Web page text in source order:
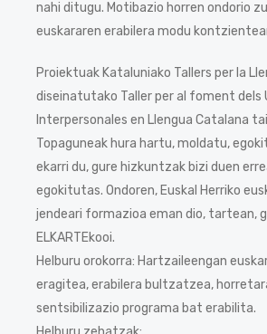
nahi ditugu. Motibazio horren ondorio
euskararen erabilera modu
Proiektuak Kataluniako Tallers per la
diseinatutako Taller per al foment dels
Interpersonales en Llengua Catalana
Topaguneak hura hartu, moldatu,
ekarri du, gure hizkuntzak bizi duen
egokitutas. Ondoren, Euskal Herriko
jendeari formazioa eman dio, tartean,
ELKARTEkooi.
Helburu orokorra: Hartzaileengan
eragitea, erabilera bultzatzea,
sentsibilizazio programa bat erabilita.